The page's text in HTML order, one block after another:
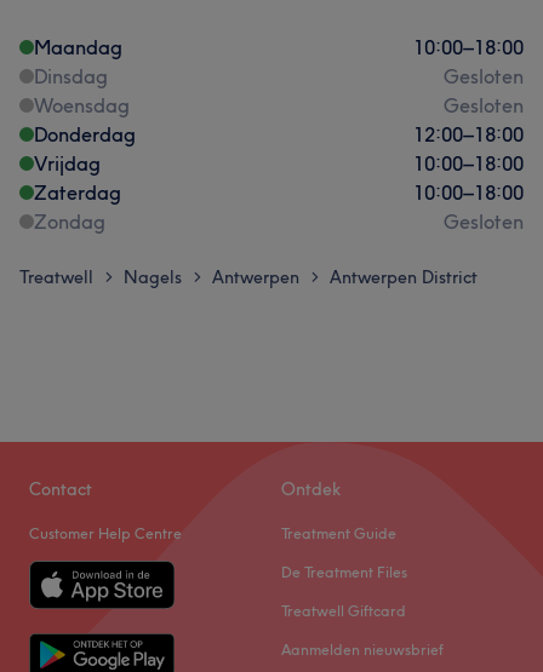
Maandag 10:00–18:00
Dinsdag
Gesloten
Woensdag
Gesloten
Donderdag
12:00–18:00
Vrijdag
10:00–18:00
Zaterdag
10:00–18:00
Zondag
Gesloten
Treatwell > Nagels > Antwerpen > Antwerpen District
Contact
Customer Help Centre
Ontdek
Treatment Guide
De Treatment Files
Treatwell Giftcard
Aanmelden nieuwsbrief